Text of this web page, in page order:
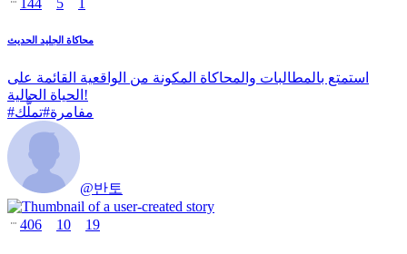
144 5 1
محاكاة الجليد الحديث
استمتع بالمطالبات والمحاكاة المكونة من الواقعية القائمة على
الحياة الحالية!
#
مفامرة#تملُّك
@반토
406 10 19